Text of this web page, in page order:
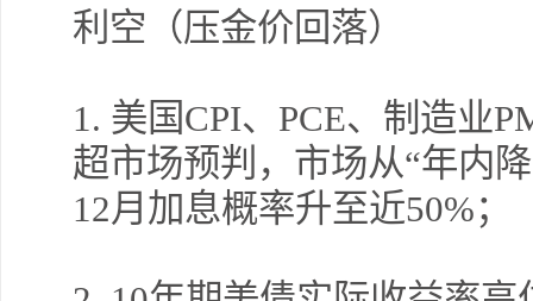
利空（压金价回落）
1. 美国CPI、 PCE、制造业
超市场预判，市场从“年内
12月加息概率升至近50%；